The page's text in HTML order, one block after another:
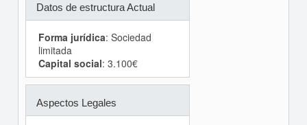
Datos de estructura Actual
Forma jurídica: Sociedad
limitada
Capital social: 3.100€
Aspectos Legales